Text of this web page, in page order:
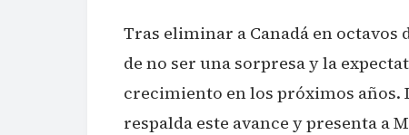
Tras eliminar a Canadá en
de no ser una sorpresa y la
crecimiento en los próximos años.
respalda este avance y presenta a